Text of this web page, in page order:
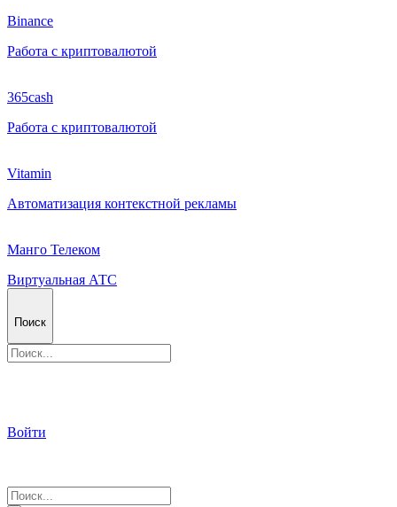
Binance
Работа с криптовалютой
365cash
Работа с криптовалютой
Vitamin
Автоматизация контекстной рекламы
Манго Телеком
Виртуальная АТС
Поиск
Войти